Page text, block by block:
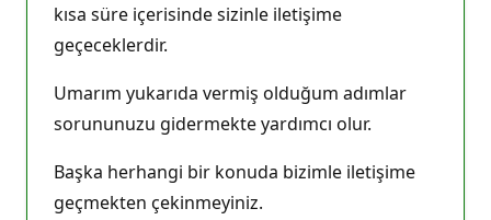
kısa süre içerisinde sizinle iletişime
geçeceklerdir.
Umarım yukarıda vermiş olduğum adımlar
sorununuzu gidermekte yardımcı olur.
Başka herhangi bir konuda bizimle iletişime
geçmekten çekinmeyiniz.